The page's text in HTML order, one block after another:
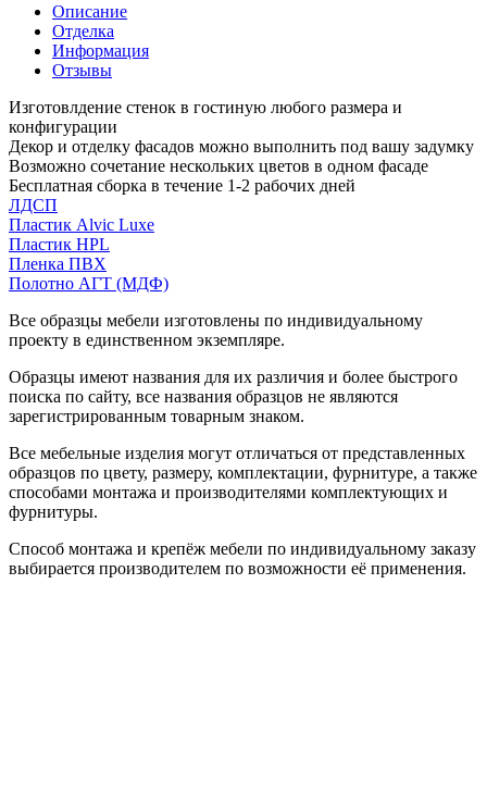
Описание
Отделка
Информация
Отзывы
Изготовлдение стенок в гостиную любого размера и
конфигурации
Декор и отделку фасадов можно выполнить под вашу задумку
Возможно сочетание нескольких цветов в одном фасаде
Бесплатная сборка в течение 1-2 рабочих дней
ЛДСП
Пластик Alvic Luxe
Пластик HPL
Пленка ПВХ
Полотно АГТ (МДФ)
Все образцы мебели изготовлены по индивидуальному
проекту в единственном экземпляре.
Образцы имеют названия для их различия и более быстрого
поиска по сайту, все названия образцов не являются
зарегистрированным товарным знаком.
Все мебельные изделия могут отличаться от представленных
образцов по цвету, размеру, комплектации, фурнитуре, а также
способами монтажа и производителями комплектующих и
фурнитуры.
Способ монтажа и крепёж мебели по индивидуальному заказу
выбирается производителем по возможности её применения.